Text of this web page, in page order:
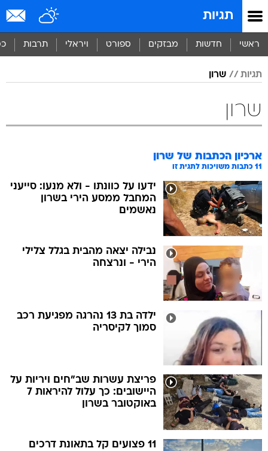
תגיות
ראשי חדשות מבזקים ספורט ויראלי תרבות
תגיות שרון
שרון
ארכיון הכתבות של שרון
11 כתבות משויכות לתגית זו
ידעו על כוונתו - ולא מנעו: סייעני
המחבל ממסע הירי בשרון
נאשמים
נבילה יצאה מהבית בגלל צלילי
הירי - ונרצחה
ילדה בת 13 נהרגה מפגיעת רכב
סמוך לקיסריה
פריצת עשרות שב"חים ויריות על
היישובים: כך עלול להיראות 7
באוקטובר בשרון
11 פצועים קל בתאונת דרכים